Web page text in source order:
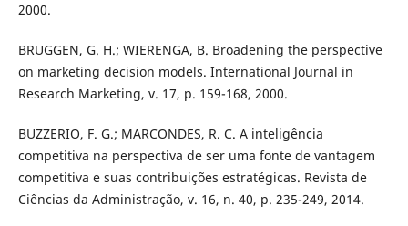
2000.
BRUGGEN, G. H.; WIERENGA, B. Broadening the perspective
on marketing decision models. International Journal in
Research Marketing, v. 17, p. 159-168, 2000.
BUZZERIO, F. G.; MARCONDES, R. C. A inteligência
competitiva na perspectiva de ser uma fonte de vantagem
competitiva e suas contribuições estratégicas. Revista de
Ciências da Administração, v. 16, n. 40, p. 235-249, 2014.